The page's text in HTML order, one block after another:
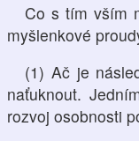
Co s tím vším
myšlenkové
(1) Ač je
naťuknout.
rozvoj osobnosti